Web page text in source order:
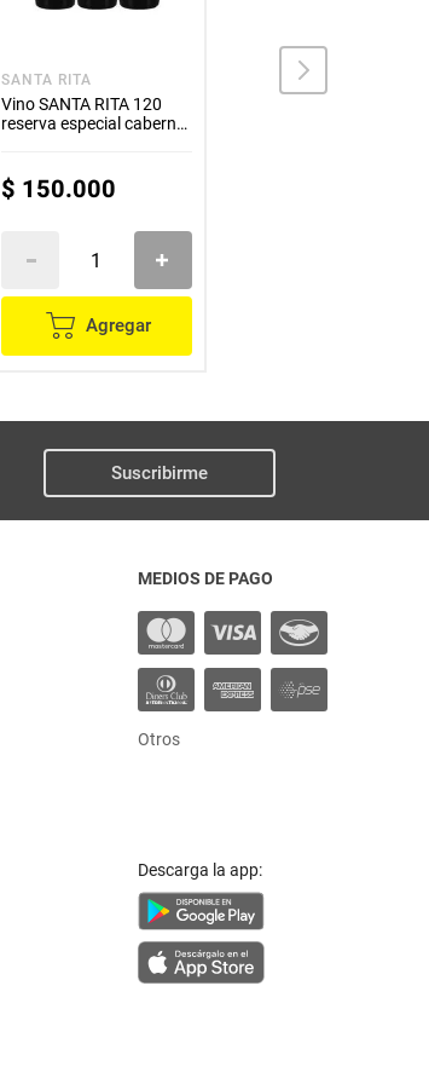
SANTA RITA
Vino SANTA RITA 120
reserva especial cabernet
$ 150.000
Agregar
Suscribirme
MEDIOS DE PAGO
Otros
Descarga la app: